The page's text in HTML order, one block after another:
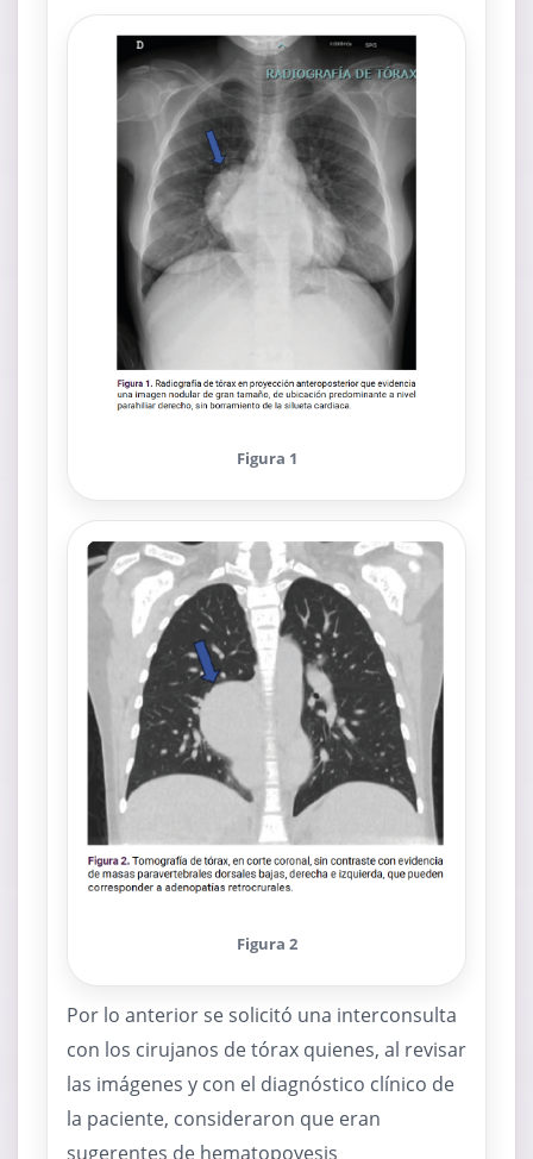
Figura 1
Figura 2
Por lo anterior se solicitó una interconsulta
con los cirujanos de tórax quienes, al revisar
las imágenes y con el diagnóstico clínico de
la paciente, consideraron que eran
sugerentes de hematopoyesis